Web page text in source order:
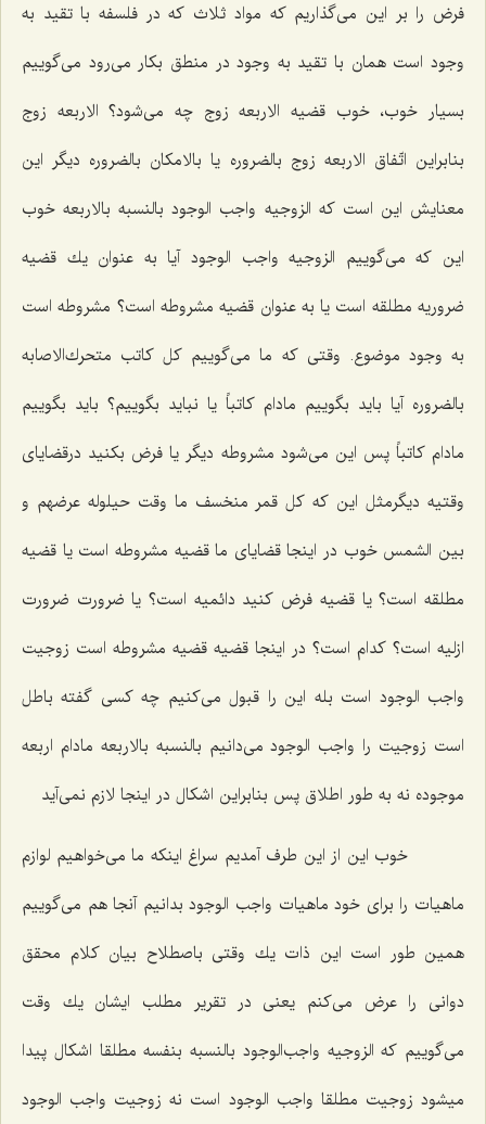
فرض را بر این مى‌گذاریم كه مواد ثلاث كه در فلسفه با تقید به
وجود است همان با تقید به وجود در منطق بكار مى‌رود مى‌گوییم
بسیار خوب، خوب قضیه الاربعه زوج چه مى‌شود؟ الاربعه زوج
بنابراین اتّفاق الاربعه زوج بالضروره یا بالامكان بالضروره دیگر این
معنایش این است كه الزوجیه واجب الوجود بالنسبه بالاربعه خوب
این كه مى‌گوییم الزوجیه واجب الوجود آیا به عنوان یك قضیه
ضروریه مطلقه است یا به عنوان قضیه مشروطه است؟ مشروطه است
به وجود موضوع. وقتى كه ما مى‌گوییم كل كاتب متحرك‌الاصابه
بالضروره آیا باید بگوییم مادام كاتباً یا نباید بگوییم؟ باید بگوییم
مادام كاتباً پس این مى‌شود مشروطه دیگر یا فرض بكنید درقضایاى
وقتیه دیگرمثل این كه كل قمر منخسف ما وقت حیلوله عرضهم و
بین الشمس خوب در اینجا قضایاى ما قضیه مشروطه است یا قضیه
مطلقه است؟ یا قضیه فرض كنید دائمیه است؟ یا ضرورت ضرورت
ازلیه است؟ كدام است؟ در اینجا قضیه قضیه مشروطه است زوجیت
واجب الوجود است بله این را قبول مى‌كنیم چه كسى گفته باطل
است زوجیت را واجب الوجود مى‌دانیم بالنسبه بالاربعه مادام اربعه
موجوده نه به طور اطلاق پس بنابراین اشكال در اینجا لازم نمى‌آید
خوب این از این طرف آمدیم سراغ اینكه ما مى‌خواهیم لوازم
ماهیات را براى خود ماهیات واجب الوجود بدانیم آنجا هم مى‌گوییم
همین طور است این ذات یك وقتى باصطلاح بیان كلام محقق
دوانى را عرض مى‌كنم یعنى در تقریر مطلب ایشان یك وقت
مى‌گوییم كه الزوجیه واجب‌الوجود بالنسبه بنفسه مطلقا اشكال پیدا
میشود زوجیت مطلقا واجب الوجود است نه زوجیت واجب الوجود